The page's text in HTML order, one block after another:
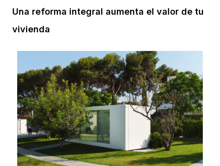
Una reforma integral aumenta el valor de tu
vivienda